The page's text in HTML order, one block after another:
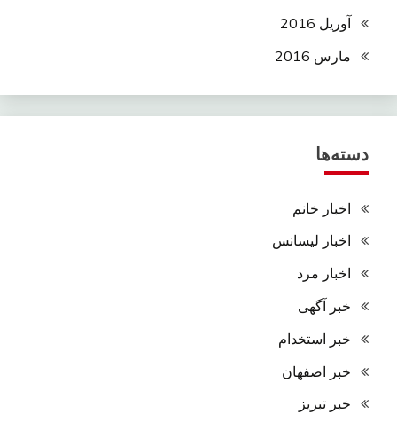
آوریل 2016
مارس 2016
دسته‌ها
اخبار خانم
اخبار لیسانس
اخبار مرد
خبر آگهی
خبر استخدام
خبر اصفهان
خبر تبریز